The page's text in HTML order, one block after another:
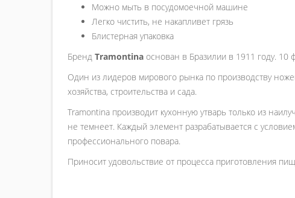
Можно мыть в посудомоечной машине
Легко чистить, не накапливет грязь
Блистерная упаковка
Бренд Tramontina основан в Бразилии в 1911 году. 10
Один из лидеров мирового рынка по производству
хозяйства, строительства и сада.
Tramontina производит кухонную утварь только из
не темнеет. Каждый элемент разрабатывается с
профессионального повара.
Приносит удовольствие от процесса приготовления